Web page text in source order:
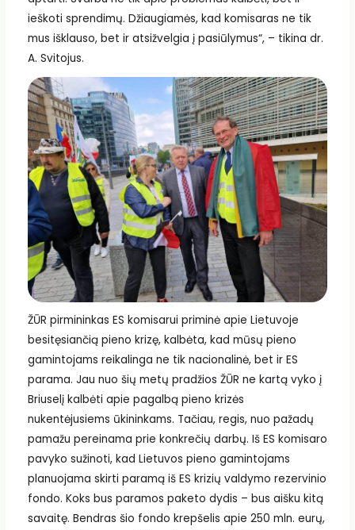
ieškoti sprendimų. Džiaugiamės, kad komisaras ne tik
mus išklauso, bet ir atsižvelgia į pasiūlymus“, – tikina dr.
A. Svitojus.
ŽŪR pirmininkas ES komisarui priminė apie Lietuvoje
besitęsiančią pieno krizę, kalbėta, kad mūsų pieno
gamintojams reikalinga ne tik nacionalinė, bet ir ES
parama. Jau nuo šių metų pradžios ŽŪR ne kartą vyko į
Briuselį kalbėti apie pagalbą pieno krizės
nukentėjusiems ūkininkams. Tačiau, regis, nuo pažadų
pamažu pereinama prie konkrečių darbų. Iš ES komisaro
pavyko sužinoti, kad Lietuvos pieno gamintojams
planuojama skirti paramą iš ES krizių valdymo rezervinio
fondo. Koks bus paramos paketo dydis – bus aišku kitą
savaitę. Bendras šio fondo krepšelis apie 250 mln. eurų,